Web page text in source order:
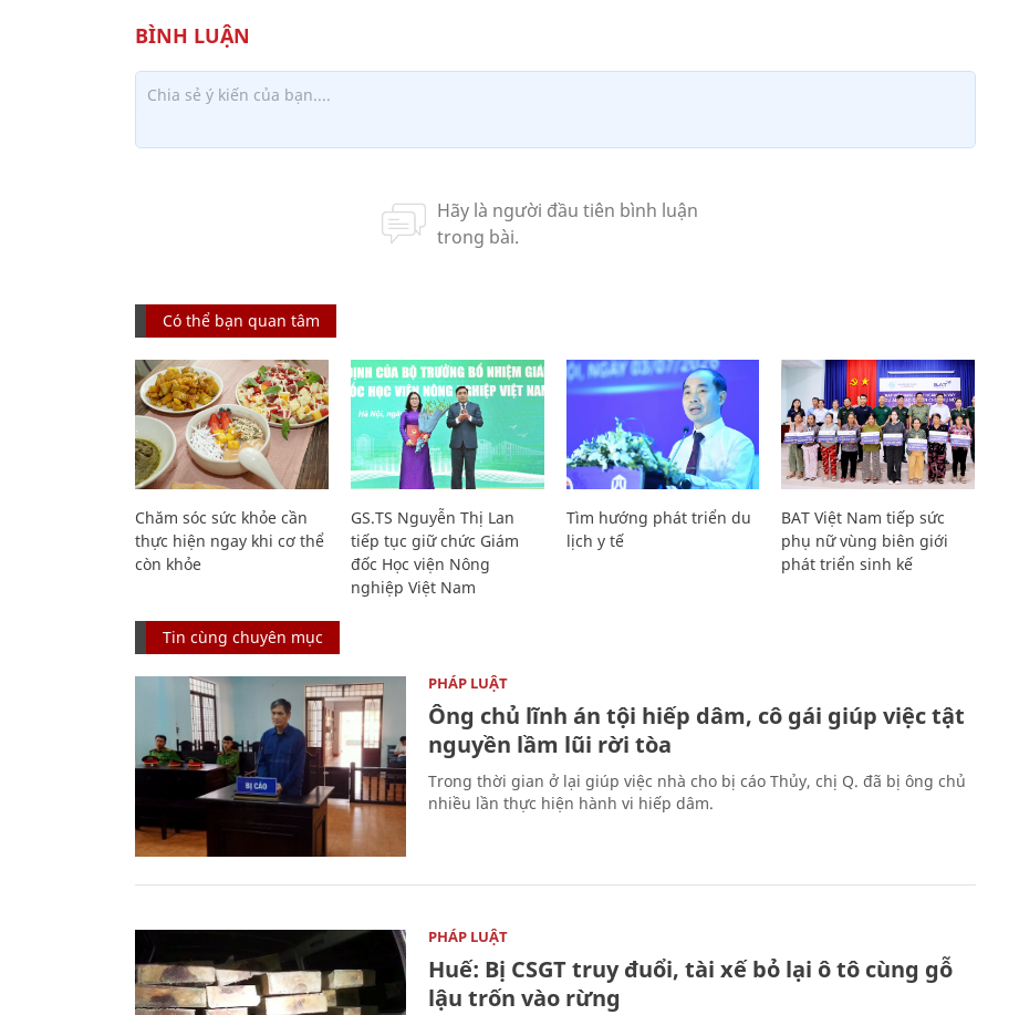
Có thể bạn quan tâm
Chăm sóc sức khỏe cần
thực hiện ngay khi cơ thể
còn khỏe
GS.TS Nguyễn Thị Lan
tiếp tục giữ chức Giám
đốc Học viện Nông
nghiệp Việt Nam
Tìm hướng phát triển du
lịch y tế
BAT Việt Nam tiếp sức
phụ nữ vùng biên giới
phát triển sinh kế
Tin cùng chuyên mục
PHÁP LUẬT
Ông chủ lĩnh án tội hiếp dâm, cô gái giúp việc tật
nguyền lầm lũi rời tòa
Trong thời gian ở lại giúp việc nhà cho bị cáo Thủy, chị Q. đã bị ông chủ
nhiều lần thực hiện hành vi hiếp dâm.
PHÁP LUẬT
Huế: Bị CSGT truy đuổi, tài xế bỏ lại ô tô cùng gỗ
lậu trốn vào rừng